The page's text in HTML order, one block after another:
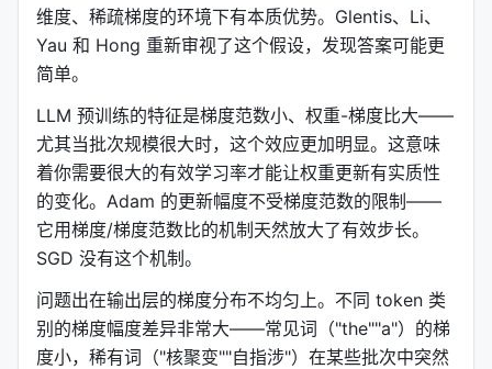
维度、稀疏梯度的环境下有本质优势。Glentis、Li、
Yau 和 Hong 重新审视了这个假设，发现答案可能更
简单。
LLM 预训练的特征是梯度范数小、权重-梯度比大——
尤其当批次规模很大时，这个效应更加明显。这意味
着你需要很大的有效学习率才能让权重更新有实质性
的变化。Adam 的更新幅度不受梯度范数的限制——
它用梯度/梯度范数比的机制天然放大了有效步长。
SGD 没有这个机制。
问题出在输出层的梯度分布不均匀上。不同 token 类
别的梯度幅度差异非常大——常见词（"the""a"）的梯
度小，稀有词（"核聚变""自指涉"）在某些批次中突然